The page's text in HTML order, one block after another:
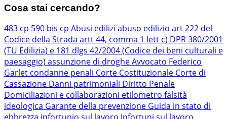
Cosa stai cercando?
483 cp 590 bis cp Abusi edilizi abuso edilizio art 222 del
Codice della Strada artt 44, comma 1 lett c) DPR 380/2001
(TU Edilizia) e 181 dlgs 42/2004 (Codice dei beni culturali e
paesaggio) assunzione di drogheAvvocato Federico
Garlet condanne penali Corte Costituzionale Corte di
Cassazione Danni patrimoniali Diritto Penale
Domiciliazioni e collaborazioni etilometro falsità
ideologica Garante della prevenzione Guida in stato di